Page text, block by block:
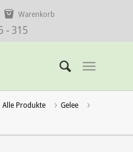
Warenkorb
- 315
Alle Produkte
Gelee